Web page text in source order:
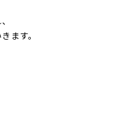
ます。